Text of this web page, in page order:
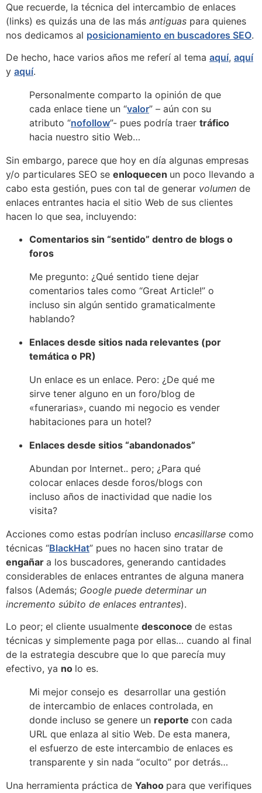
Que recuerde, la técnica del intercambio de enlaces
(links) es quizás una de las más antiguas para quienes
nos dedicamos al posicionamiento en buscadores SEO.
De hecho, hace varios años me referí al tema aquí, aquí
y aquí.
Personalmente comparto la opinión de que
cada enlace tiene un “valor” – aún con su
atributo “nofollow”- pues podría traer tráfico
hacia nuestro sitio Web…
Sin embargo, parece que hoy en día algunas empresas
y/o particulares SEO se enloquecen un poco llevando a
cabo esta gestión, pues con tal de generar volumen de
enlaces entrantes hacia el sitio Web de sus clientes
hacen lo que sea, incluyendo:
Comentarios sin “sentido” dentro de blogs o
foros
Me pregunto: ¿Qué sentido tiene dejar
comentarios tales como “Great Article!” o
incluso sin algún sentido gramaticalmente
hablando?
Enlaces desde sitios nada relevantes (por
temática o PR)
Un enlace es un enlace. Pero: ¿De qué me
sirve tener alguno en un foro/blog de
«funerarias», cuando mi negocio es vender
habitaciones para un hotel?
Enlaces desde sitios “abandonados”
Abundan por Internet.. pero; ¿Para qué
colocar enlaces desde foros/blogs con
incluso años de inactividad que nadie los
visita?
Acciones como estas podrían incluso encasillarse como
técnicas “BlackHat” pues no hacen sino tratar de
engañar a los buscadores, generando cantidades
considerables de enlaces entrantes de alguna manera
falsos (Además; Google puede determinar un
incremento súbito de enlaces entrantes).
Lo peor; el cliente usualmente desconoce de estas
técnicas y simplemente paga por ellas… cuando al final
de la estrategia descubre que lo que parecía muy
efectivo, ya no lo es.
Mi mejor consejo es desarrollar una gestión
de intercambio de enlaces controlada, en
donde incluso se genere un reporte con cada
URL que enlaza al sitio Web. De esta manera,
el esfuerzo de este intercambio de enlaces es
transparente y sin nada “oculto” por detrás…
Una herramienta práctica de Yahoo para que verifiques